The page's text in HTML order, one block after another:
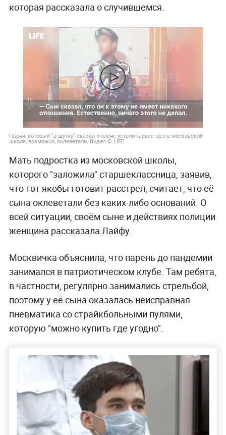
которая рассказала о случившемся.
Парня, который "в шутку" сказал о плане устроить расстрел в московской
школе, возможно, оклеветали. Видео © LIFE
Мать подростка из московской школы,
которого "заложила" старшеклассница, заявив,
что тот якобы готовит расстрел, считает, что её
сына оклеветали без каких-либо оснований. О
всей ситуации, своём сыне и действиях полиции
женщина рассказала Лайфу.
Москвичка объяснила, что парень до пандемии
занимался в патриотическом клубе. Там ребята,
в частности, регулярно занимались стрельбой,
поэтому у её сына оказалась неисправная
пневматика со страйкбольными пулями,
которую "можно купить где угодно".